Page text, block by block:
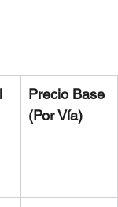
Precio Base
(Por Vía)